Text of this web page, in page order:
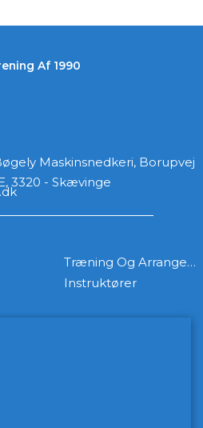
Af 1990
Maskinsnedkeri, Borupvej
3320 - Skævinge
Træning Og Arrangementer
Instruktører